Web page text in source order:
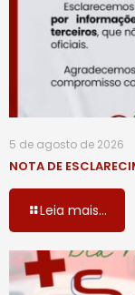
5 de agosto de 2026
NOTA DE
Leia mais...